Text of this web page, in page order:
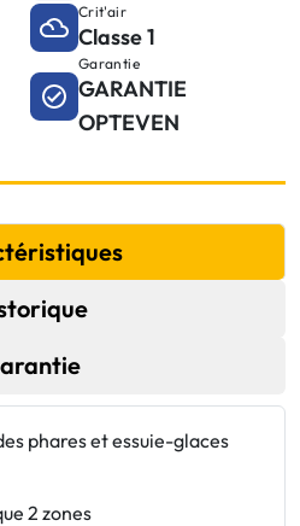
Crit'air
Classe 1
Garantie
GARANTIE
OPTEVEN
phares et essuie-glaces
2 zones